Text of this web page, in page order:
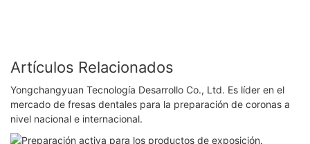
Artículos Relacionados
Yongchangyuan Tecnología Desarrollo Co., Ltd. Es líder en el
mercado de fresas dentales para la preparación de coronas a
nivel nacional e internacional.